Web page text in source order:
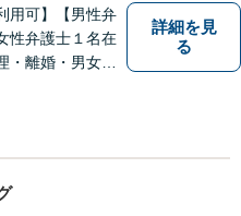
用可】【男性弁
性弁護士１名在
・離婚・男女問
います。早期解
ずはお気軽にご
詳細を見
る